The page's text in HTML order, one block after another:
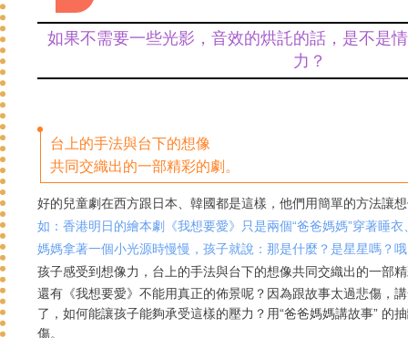
如果不需要一些光影，音效的烘託的話，是不是
力？
台上的手法與台下的想像
共同交織出的一部精彩的劇。
好的兒童劇在西方跟日本、韓國都是這樣，他們用簡單的方法讓
如：香港明日的繪本劇《我想要愛》只是兩個“爸爸媽媽”穿著睡
媽媽拿著一個小光源時慢慢，孩子就說：那是什麼？是星星嗎？
孩子感受到想像力，台上的手法與台下的想像共同交織出的一部
還有《我想要愛》不能用真正的佈景呢？ 因為跟故事太過悲傷，
了，如何能讓孩子能夠承受這樣的壓力？ 用“爸爸媽媽講故事” 的
傷。